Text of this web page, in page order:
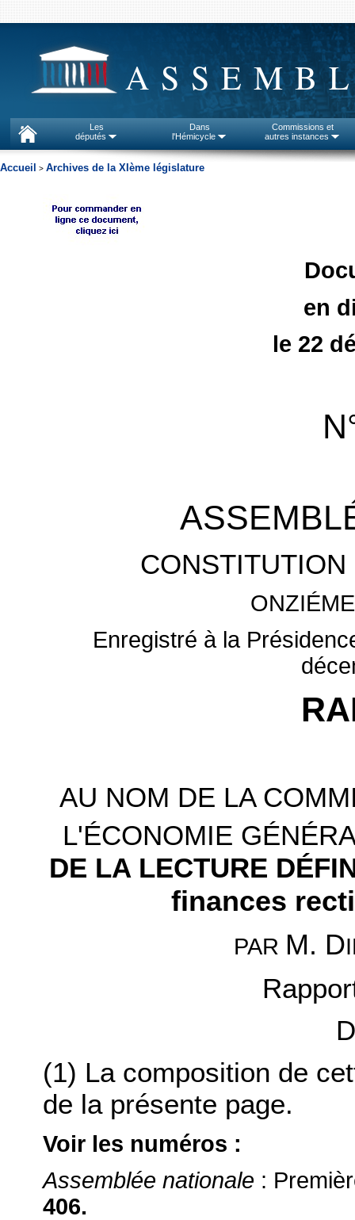
Les
députés
Dans
l'Hémicycle
Commissions et
autres instances
Accueil > Archives de la XIème législature
en
le 22
Enregistré à la
AU NOM DE LA
L'ÉCONOMIE
DE LA LECTURE
finances
PAR M. D
(1) La composition de
de la présente page.
Voir les numéros :
Assemblée nationale :
406.